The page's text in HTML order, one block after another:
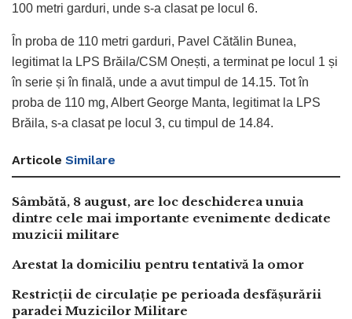
100 metri garduri, unde s-a clasat pe locul 6.
În proba de 110 metri garduri, Pavel Cătălin Bunea,
legitimat la LPS Brăila/CSM Onești, a terminat pe locul 1 și
în serie și în finală, unde a avut timpul de 14.15. Tot în
proba de 110 mg, Albert George Manta, legitimat la LPS
Brăila, s-a clasat pe locul 3, cu timpul de 14.84.
Articole Similare
Sâmbătă, 8 august, are loc deschiderea unuia
dintre cele mai importante evenimente dedicate
muzicii militare
Arestat la domiciliu pentru tentativă la omor
Restricții de circulație pe perioada desfășurării
paradei Muzicilor Militare